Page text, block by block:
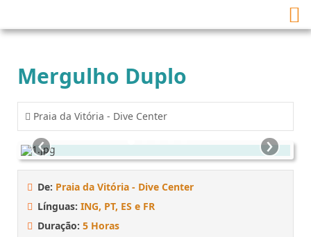
Mergulho Duplo
Praia da Vitória - Dive Center
‹ ›
De: Praia da Vitória - Dive Center
Línguas: ING, PT, ES e FR
Duração: 5 Horas